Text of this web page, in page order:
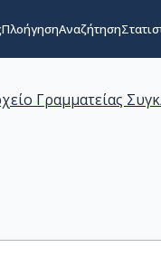
ΠλοήγησηΑναζήτηση
Γραμματείας